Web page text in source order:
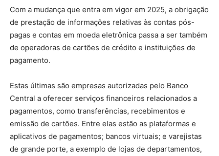
Com a mudança que entra em vigor em 2025, a obrigação
de prestação de informações relativas às contas pós-
pagas e contas em moeda eletrônica passa a ser também
de operadoras de cartões de crédito e instituições de
pagamento.
Estas últimas são empresas autorizadas pelo Banco
Central a oferecer serviços financeiros relacionados a
pagamentos, como transferências, recebimentos e
emissão de cartões. Entre elas estão as plataformas e
aplicativos de pagamentos; bancos virtuais; e varejistas
de grande porte, a exemplo de lojas de departamentos,